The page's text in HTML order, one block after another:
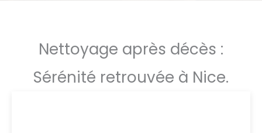
Nettoyage après décès :
Sérénité retrouvée à Nice.